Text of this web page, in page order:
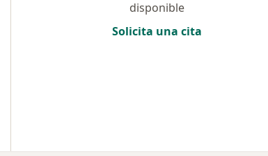
disponible
Solicita una cita